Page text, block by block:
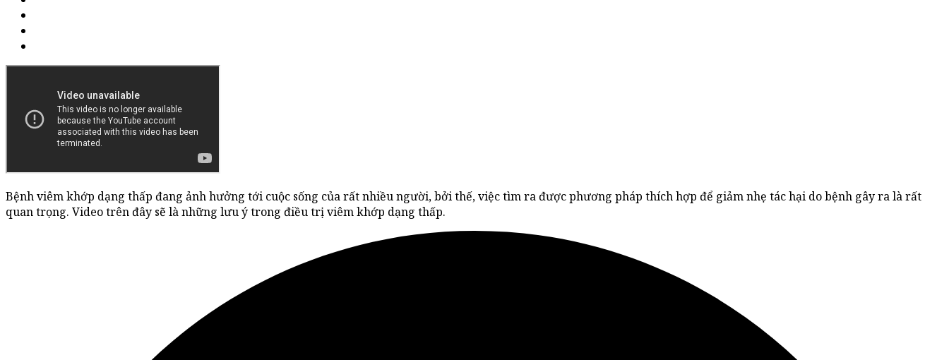
Bệnh viêm khớp dạng thấp đang ảnh hưởng tới cuộc sống của rất nhiều người, bởi thế, việc tìm ra được phương pháp thích hợp để giảm nhẹ tác hại do bệnh gây ra là rất
quan trọng. Video trên đây sẽ là những lưu ý trong điều trị viêm khớp dạng thấp.